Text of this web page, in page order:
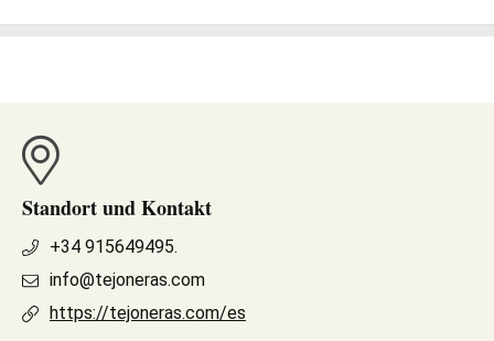
Standort und Kontakt
+34 915649495.
info@tejoneras.com
https://tejoneras.com/es